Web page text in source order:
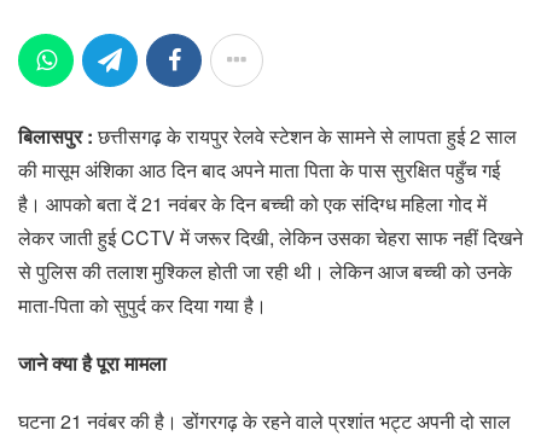
बिलासपुर :छत्तीसगढ़ के रायपुर रेलवे स्टेशन के सामने से लापता हुई 2 साल
की मासूम अंशिका आठ दिन बाद अपने माता पिता के पास सुरक्षित पहुँच गई
है। आपको बता दें 21 नवंबर के दिन बच्ची को एक संदिग्ध महिला गोद में
लेकर जाती हुई CCTV में जरूर दिखी, लेकिन उसका चेहरा साफ नहीं दिखने
से पुलिस की तलाश मुश्किल होती जा रही थी। लेकिन आज बच्ची को उनके
माता-पिता को सुपुर्द कर दिया गया है।
जाने क्या है पूरा मामला
घटना 21 नवंबर की है। डोंगरगढ़ के रहने वाले प्रशांत भट्ट अपनी दो साल